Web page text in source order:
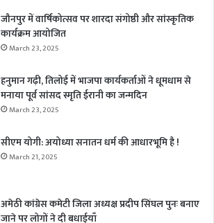
जौनपुर में वार्षिकोत्सव पर शारदा संगोष्ठी और सांस्कृतिक
कार्यक्रम आयोजित
March 23, 2025
हनुमान गढ़ी, तिलोई में भाजपा कार्यकर्ताओं ने धूमधाम से
मनाया पूर्व सांसद स्मृति ईरानी का जन्मदिन
March 23, 2025
सीएम योगी: अयोध्या सनातन धर्म की आधारभूमि है !
March 21, 2025
अमेठी कांग्रेस कमेटी जिला अध्यक्ष प्रदीप सिंघल पुनः बनाए
जाने पर लोगों ने दी बधाईयाँ